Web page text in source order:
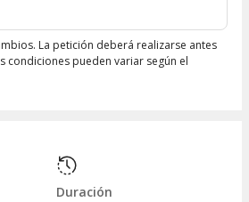
La petición deberá realizarse antes
condiciones pueden variar según el
Duración